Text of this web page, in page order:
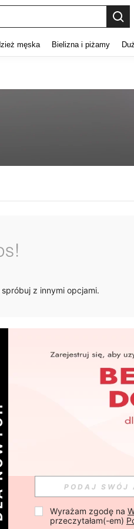
męska Bielizna i piżamy
z innymi opcjami.
NAS NA
SIĘ PO CODZIENNĄ DAWKĘ SHEIN
48
48 Wyrażam zgodę na
przeczytałam(-em)